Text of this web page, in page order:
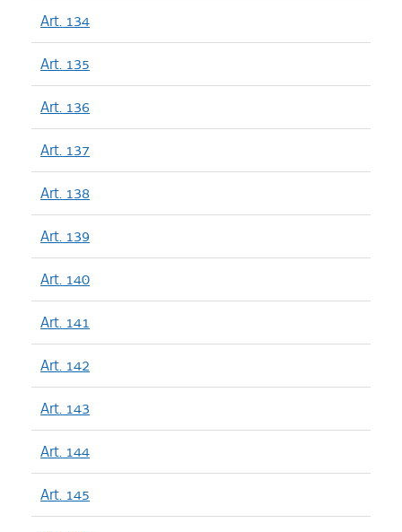
Art. 134
Art. 135
Art. 136
Art. 137
Art. 138
Art. 139
Art. 140
Art. 141
Art. 142
Art. 143
Art. 144
Art. 145